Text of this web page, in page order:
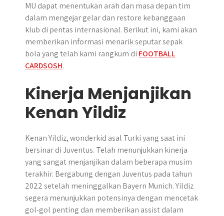
MU dapat menentukan arah dan masa depan tim
dalam mengejar gelar dan restore kebanggaan
klub di pentas internasional. Berikut ini, kami akan
memberikan informasi menarik seputar sepak
bola yang telah kami rangkum di FOOTBALL
CARDSOSH.
Kinerja Menjanjikan
Kenan Yildiz
Kenan Yildiz, wonderkid asal Turki yang saat ini
bersinar di Juventus. Telah menunjukkan kinerja
yang sangat menjanjikan dalam beberapa musim
terakhir. Bergabung dengan Juventus pada tahun
2022 setelah meninggalkan Bayern Munich. Yildiz
segera menunjukkan potensinya dengan mencetak
gol-gol penting dan memberikan assist dalam